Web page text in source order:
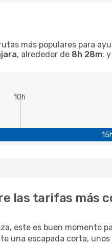
más populares para
, alrededor de 8h 28m;
10h
las tarifas más
este es buen momento
una escapada corta,